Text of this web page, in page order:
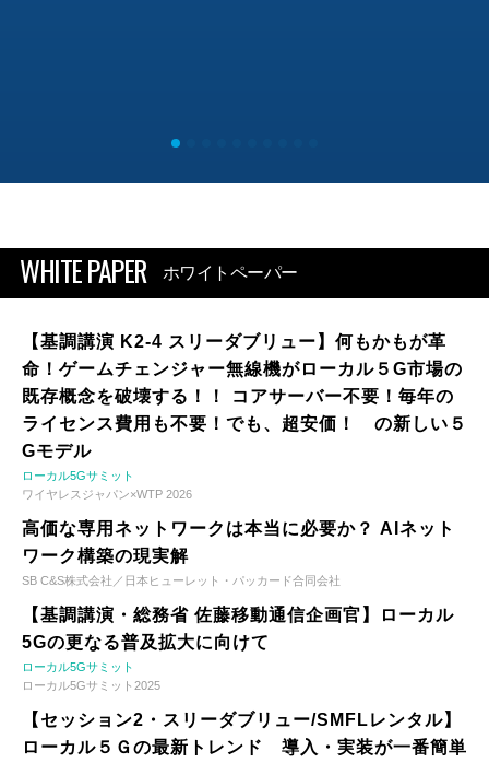
WHITE PAPER ホワイトペーパー
【基調講演 K2-4 スリーダブリュー】何もかもが革
命！ゲームチェンジャー無線機がローカル５G市場の
既存概念を破壊する！！ コアサーバー不要！毎年の
ライセンス費用も不要！でも、超安価！ の新しい５
Gモデル
ローカル5Gサミット
ワイヤレスジャパン×WTP 2026
高価な専用ネットワークは本当に必要か？ AIネット
ワーク構築の現実解
SB C&S株式会社／日本ヒューレット・パッカード合同会社
【基調講演・総務省 佐藤移動通信企画官】ローカル
5Gの更なる普及拡大に向けて
ローカル5Gサミット
ローカル5Gサミット2025
【セッション2・スリーダブリュー/SMFLレンタル】
ローカル５Ｇの最新トレンド 導入・実装が一番簡単